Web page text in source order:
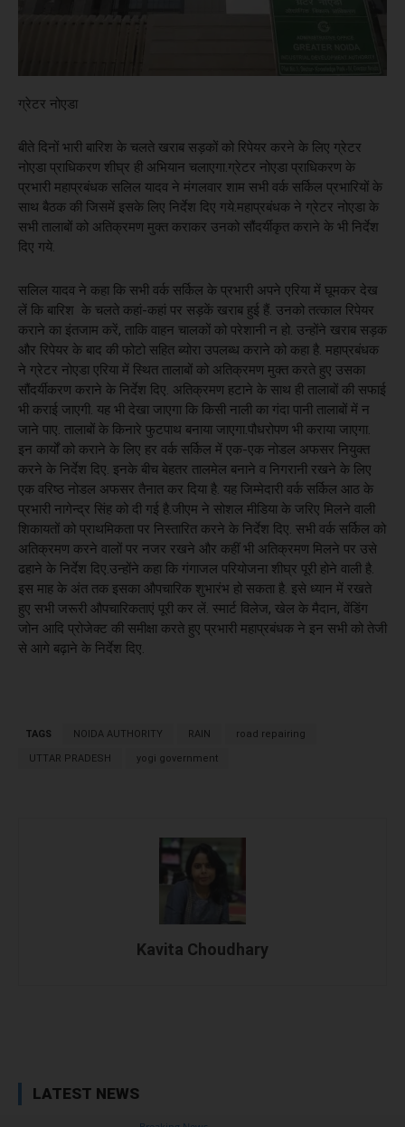
ग्रेटर नोएडा
बीते दिनों भारी बारिश के चलते खराब सड़कों को रिपेयर करने के लिए ग्रेटर
नोएडा प्राधिकरण शीघ्र ही अभियान चलाएगा.ग्रेटर नोएडा प्राधिकरण के
प्रभारी महाप्रबंधक सलिल यादव ने मंगलवार शाम सभी वर्क सर्किल प्रभारियों के
साथ बैठक की जिसमें इसके लिए निर्देश दिए गये.महाप्रबंधक ने ग्रेटर नोएडा के
सभी तालाबों को अतिक्रमण मुक्त कराकर उनको सौंदर्यीकृत कराने के भी निर्देश
दिए गये.
सलिल यादव ने कहा कि सभी वर्क सर्किल के प्रभारी अपने एरिया में घूमकर देख
लें कि बारिश के चलते कहां-कहां पर सड़कें खराब हुई हैं. उनको तत्काल रिपेयर
कराने का इंतजाम करें, ताकि वाहन चालकों को परेशानी न हो. उन्होंने खराब सड़क
और रिपेयर के बाद की फोटो सहित ब्योरा उपलब्ध कराने को कहा है. महाप्रबंधक
ने ग्रेटर नोएडा एरिया में स्थित तालाबों को अतिक्रमण मुक्त करते हुए उसका
सौंदर्यीकरण कराने के निर्देश दिए. अतिक्रमण हटाने के साथ ही तालाबों की सफाई
भी कराई जाएगी. यह भी देखा जाएगा कि किसी नाली का गंदा पानी तालाबों में न
जाने पाए. तालाबों के किनारे फुटपाथ बनाया जाएगा.पौधरोपण भी कराया जाएगा.
इन कार्यों को कराने के लिए हर वर्क सर्किल में एक-एक नोडल अफसर नियुक्त
करने के निर्देश दिए. इनके बीच बेहतर तालमेल बनाने व निगरानी रखने के लिए
एक वरिष्ठ नोडल अफसर तैनात कर दिया है. यह जिम्मेदारी वर्क सर्किल आठ के
प्रभारी नागेन्द्र सिंह को दी गई है.जीएम ने सोशल मीडिया के जरिए मिलने वाली
शिकायतों को प्राथमिकता पर निस्तारित करने के निर्देश दिए. सभी वर्क सर्किल को
अतिक्रमण करने वालों पर नजर रखने और कहीं भी अतिक्रमण मिलने पर उसे
ढहाने के निर्देश दिए.उन्होंने कहा कि गंगाजल परियोजना शीघ्र पूरी होने वाली है.
इस माह के अंत तक इसका औपचारिक शुभारंभ हो सकता है. इसे ध्यान में रखते
हुए सभी जरूरी औपचारिकताएं पूरी कर लें. स्मार्ट विलेज, खेल के मैदान, वेंडिंग
जोन आदि प्रोजेक्ट की समीक्षा करते हुए प्रभारी महाप्रबंधक ने इन सभी को तेजी
से आगे बढ़ाने के निर्देश दिए.
TAGS NOIDA AUTHORITY RAIN road repairing
UTTAR PRADESH yogi government
Kavita Choudhary
LATEST NEWS